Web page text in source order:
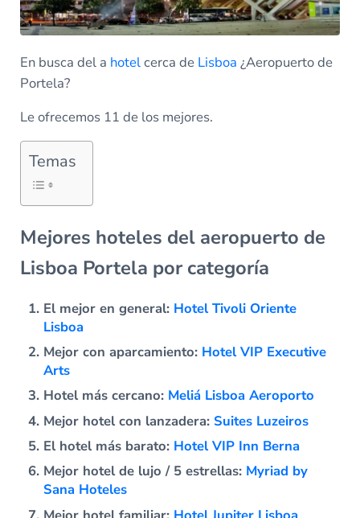
En busca del a hotelcerca de Lisboa ¿Aeropuerto de
Portela?
Le ofrecemos 11 de los mejores.
Temas
Mejores hoteles del aeropuerto de
Lisboa Portela por categoría
El mejor en general: Hotel Tivoli Oriente
Lisboa
Mejor con aparcamiento: Hotel VIP Executive
Arts
Hotel más cercano: Meliá Lisboa Aeroporto
Mejor hotel con lanzadera: Suites Luzeiros
El hotel más barato: Hotel VIP Inn Berna
Mejor hotel de lujo / 5 estrellas: Myriad by
Sana Hoteles